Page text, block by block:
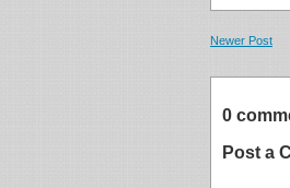
Newer Post
0
Post a